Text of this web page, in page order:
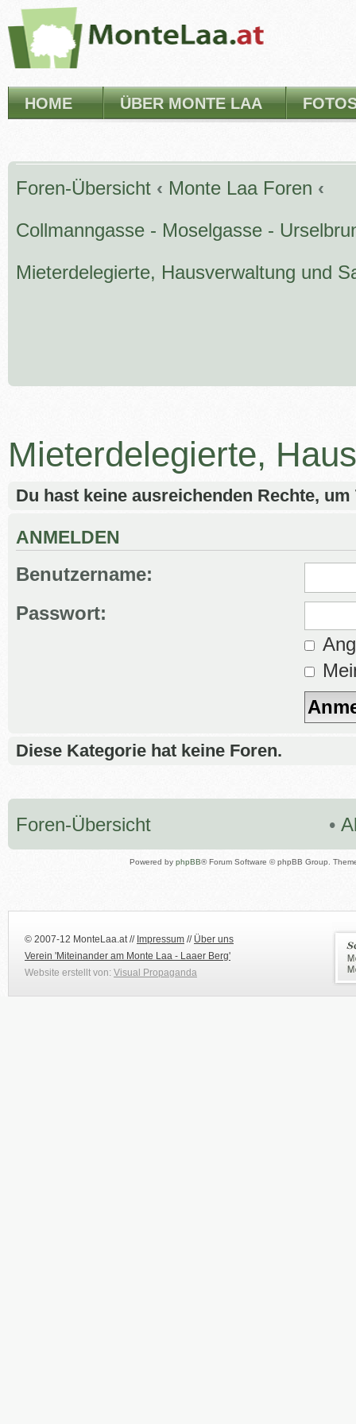
HOME ÜBER MONTE LAA
Foren-Übersicht ‹ Monte Laa Foren ‹
Collmanngasse - Moselgasse -
Mieterdelegierte, Hausverwaltung und
Mieterdelegierte,
Du hast keine ausreichenden Rechte,
ANMELDEN
Benutzername:
Passwort:
Diese Kategorie hat keine Foren.
Foren-Übersicht •
Powered by phpBB® Forum Software © phpBB Group.
© 2007-12 MonteLaa.at // Impressum // Über uns
Verein 'Miteinander am Monte Laa - Laaer Berg'
Website erstellt von: Visual Propaganda